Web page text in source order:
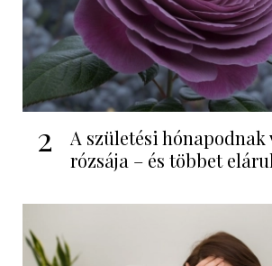
2
A születési hónapodnak
rózsája – és többet